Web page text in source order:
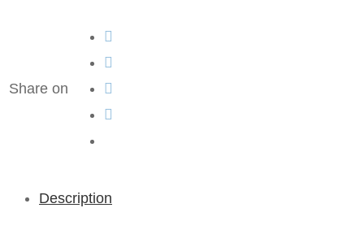
Share on
Description